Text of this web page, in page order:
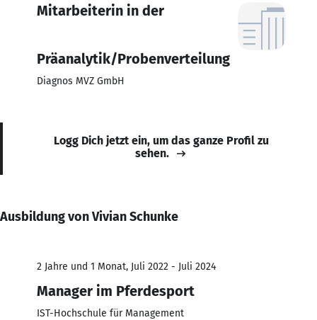
Mitarbeiterin in der
Präanalytik/Probenverteilung
Diagnos MVZ GmbH
Logg Dich jetzt ein, um das ganze Profil zu
sehen.
Ausbildung von Vivian Schunke
2 Jahre und 1 Monat, Juli 2022 - Juli 2024
Manager im Pferdesport
IST-Hochschule für Management